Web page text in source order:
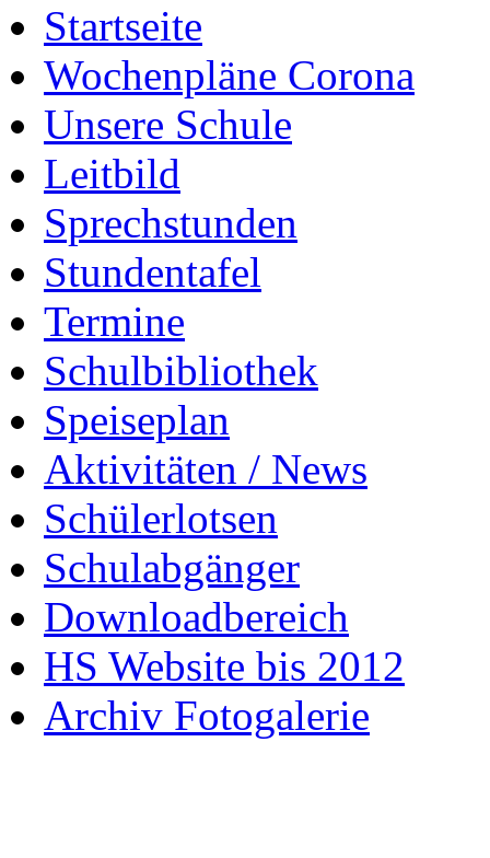
Startseite
Wochenpläne Corona
Unsere Schule
Leitbild
Sprechstunden
Stundentafel
Termine
Schulbibliothek
Speiseplan
Aktivitäten / News
Schülerlotsen
Schulabgänger
Downloadbereich
HS Website bis 2012
Archiv Fotogalerie